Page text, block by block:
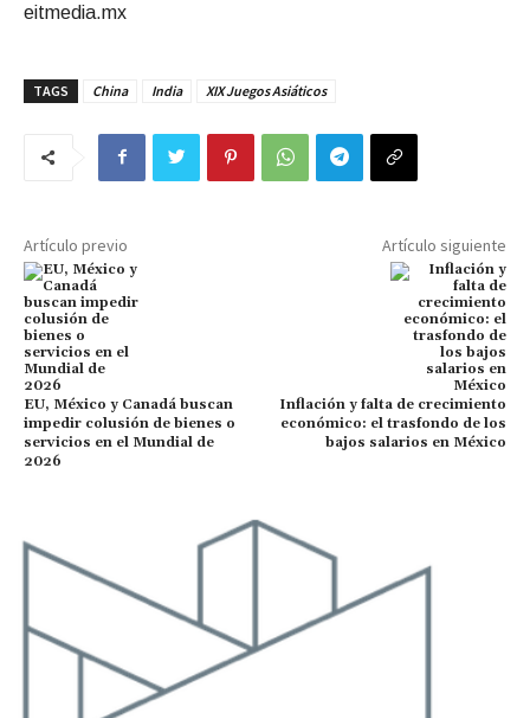
eitmedia.mx
TAGS China India XIX Juegos Asiáticos
Artículo previo
EU, México y Canadá buscan
impedir colusión de bienes o
servicios en el Mundial de
2026
Artículo siguiente
Inflación y falta de crecimiento
económico: el trasfondo de los
bajos salarios en México